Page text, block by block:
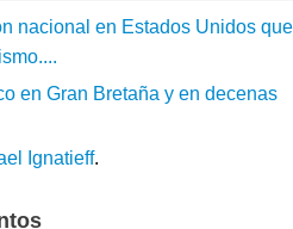
nacional en Estados Unidos que
en Gran Bretaña y en decenas
Ignatieff.